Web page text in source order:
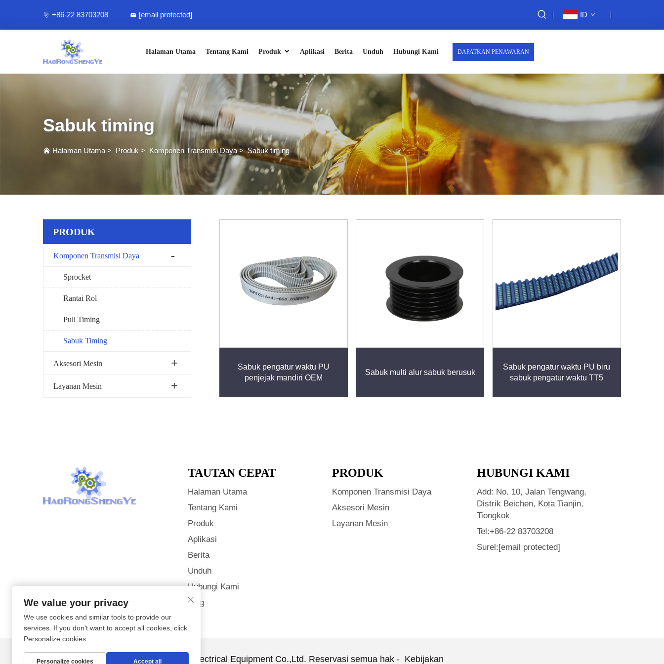
+86-22 83703208 [email protected] ID
Halaman Utama Tentang Kami Produk Aplikasi Berita Unduh Hubungi Kami DAPATKAN PENAWARAN
Sabuk timing
Halaman Utama > Produk > Komponen Transmisi Daya>Sabuk timing
PRODUK
Komponen Transmisi Daya
Sprocket
Rantai Rol
Puli Timing
Sabuk Timing
Aksesori Mesin
Layanan Mesin
Sabuk pengatur waktu PU
penjejak mandiri OEM
Sabuk multi alur sabuk berusuk
Sabuk pengatur waktu PU biru
sabuk pengatur waktu TT5
TAUTAN CEPAT
Halaman Utama
Tentang Kami
Produk
Aplikasi
Berita
Unduh
Hubungi Kami
Blog
PRODUK
Komponen Transmisi Daya
Aksesori Mesin
Layanan Mesin
HUBUNGI KAMI
Add: No. 10, Jalan Tengwang,
Distrik Beichen, Kota Tianjin,
Tiongkok
Tel:+86-22 83703208
Surel:[email protected]
Hak Cipta © Tianjin Haorongshengye Electrical Equipment Co.,Ltd. Reservasi semua hak - Kebijakan
We value your privacy
We use cookies and similar tools to provide our
services. If you don't want to accept all cookies, click
Personalize cookies.
Personalize cookies Accept all